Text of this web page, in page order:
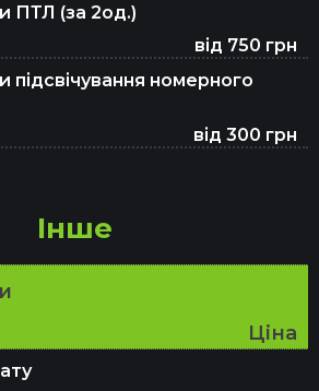
ПТЛ (за 2од.)
від 750 грн
підсвічування номерного
від 300 грн
Інше
Ціна